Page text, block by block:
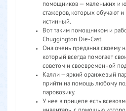
помощников — маленьких и
стажеров, которых обучают и
истинный.
Вот таким помощником и
Chuggington Die-Cast.
Она очень преданна своему
который всегда помогает
советом и своевременной
Калли —яркий оранжевый
прийти на помощь любому
паровозику.
У нее в прицепе есть